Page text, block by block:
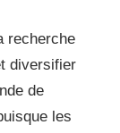
recherche
diversifier
de
les